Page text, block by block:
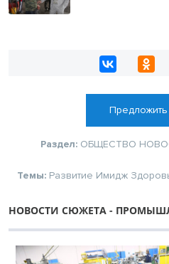
Предложить
Раздел: ОБЩЕСТВО
Темы: Развитие Имидж
НОВОСТИ СЮЖЕТА -